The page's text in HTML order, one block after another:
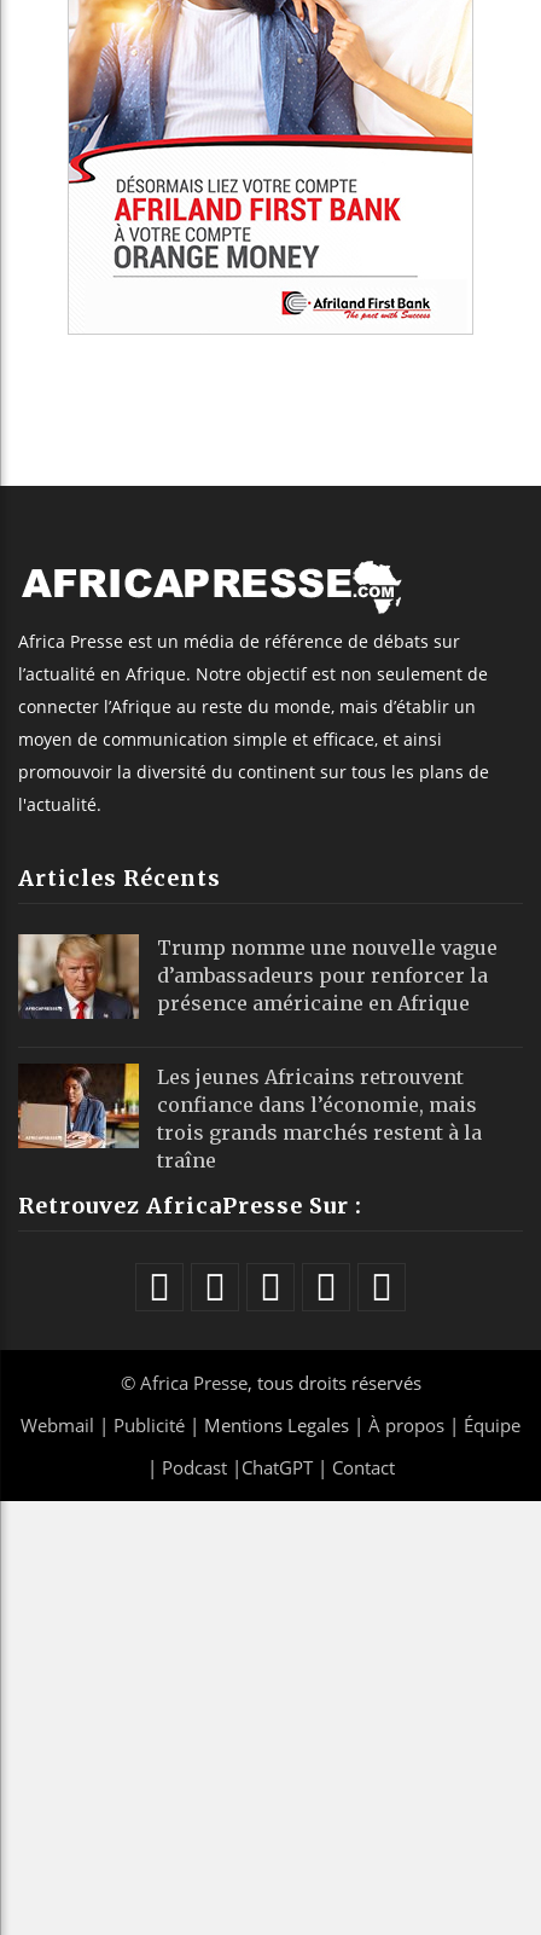
Africa Presse est un média de référence de débats sur
l’actualité en Afrique. Notre objectif est non seulement de
connecter l’Afrique au reste du monde, mais d’établir un
moyen de communication simple et efficace, et ainsi
promouvoir la diversité du continent sur tous les plans de
l'actualité.
Articles Récents
Trump nomme une nouvelle vague
d’ambassadeurs pour renforcer la
présence américaine en Afrique
Les jeunes Africains retrouvent
confiance dans l’économie, mais
trois grands marchés restent à la
traîne
Retrouvez AfricaPresse Sur :
© Africa Presse, tous droits réservés
Webmail | Publicité | Mentions Legales | À propos | Équipe
| Podcast| ChatGPT| Contact